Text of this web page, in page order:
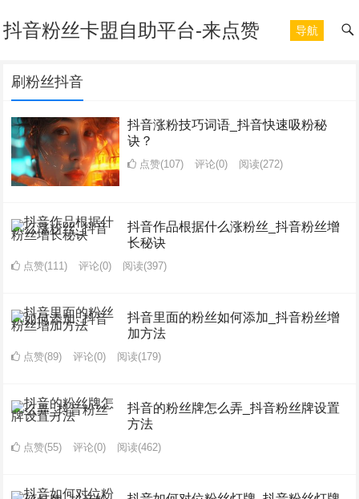
抖音粉丝卡盟自助平台-来点赞 导航
刷粉丝抖音
抖音涨粉技巧词语_抖音快速吸粉秘
诀？
点赞(107) 评论(0) 阅读(272)
抖音作品根据什么涨粉丝_抖音粉丝增
长秘诀
点赞(111) 评论(0) 阅读(397)
抖音里面的粉丝如何添加_抖音粉丝增
加方法
点赞(89) 评论(0) 阅读(179)
抖音的粉丝牌怎么弄_抖音粉丝牌设置
方法
点赞(55) 评论(0) 阅读(462)